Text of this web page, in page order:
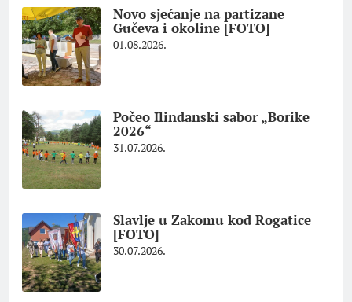
Novo sjećanje na partizane
Gučeva i okoline [FOTO]
01.08.2026.
Počeo Ilindanski sabor „Borike
2026“
31.07.2026.
Slavlje u Zakomu kod Rogatice
[FOTO]
30.07.2026.